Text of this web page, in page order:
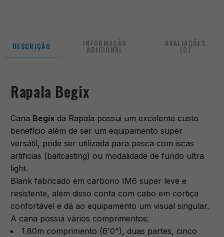
DESCRIÇÃO INFORMAÇÃO
ADICIONAL
AVALIAÇÕES
(0)
Rapala Begix
Cana Begix da Rapala possui um excelente custo
benefício além de ser um equipamento super
versátil, pode ser utilizada para pesca com iscas
artificias (baitcasting) ou modalidade de fundo ultra
light.
Blank fabricado em carbono IM6 super leve e
resistente, além disso conta com cabo em cortiça
confortável e dá ao equipamento um visual singular.
A cana possui vários comprimentos:
1.80m comprimento (6'0"), duas partes, cinco